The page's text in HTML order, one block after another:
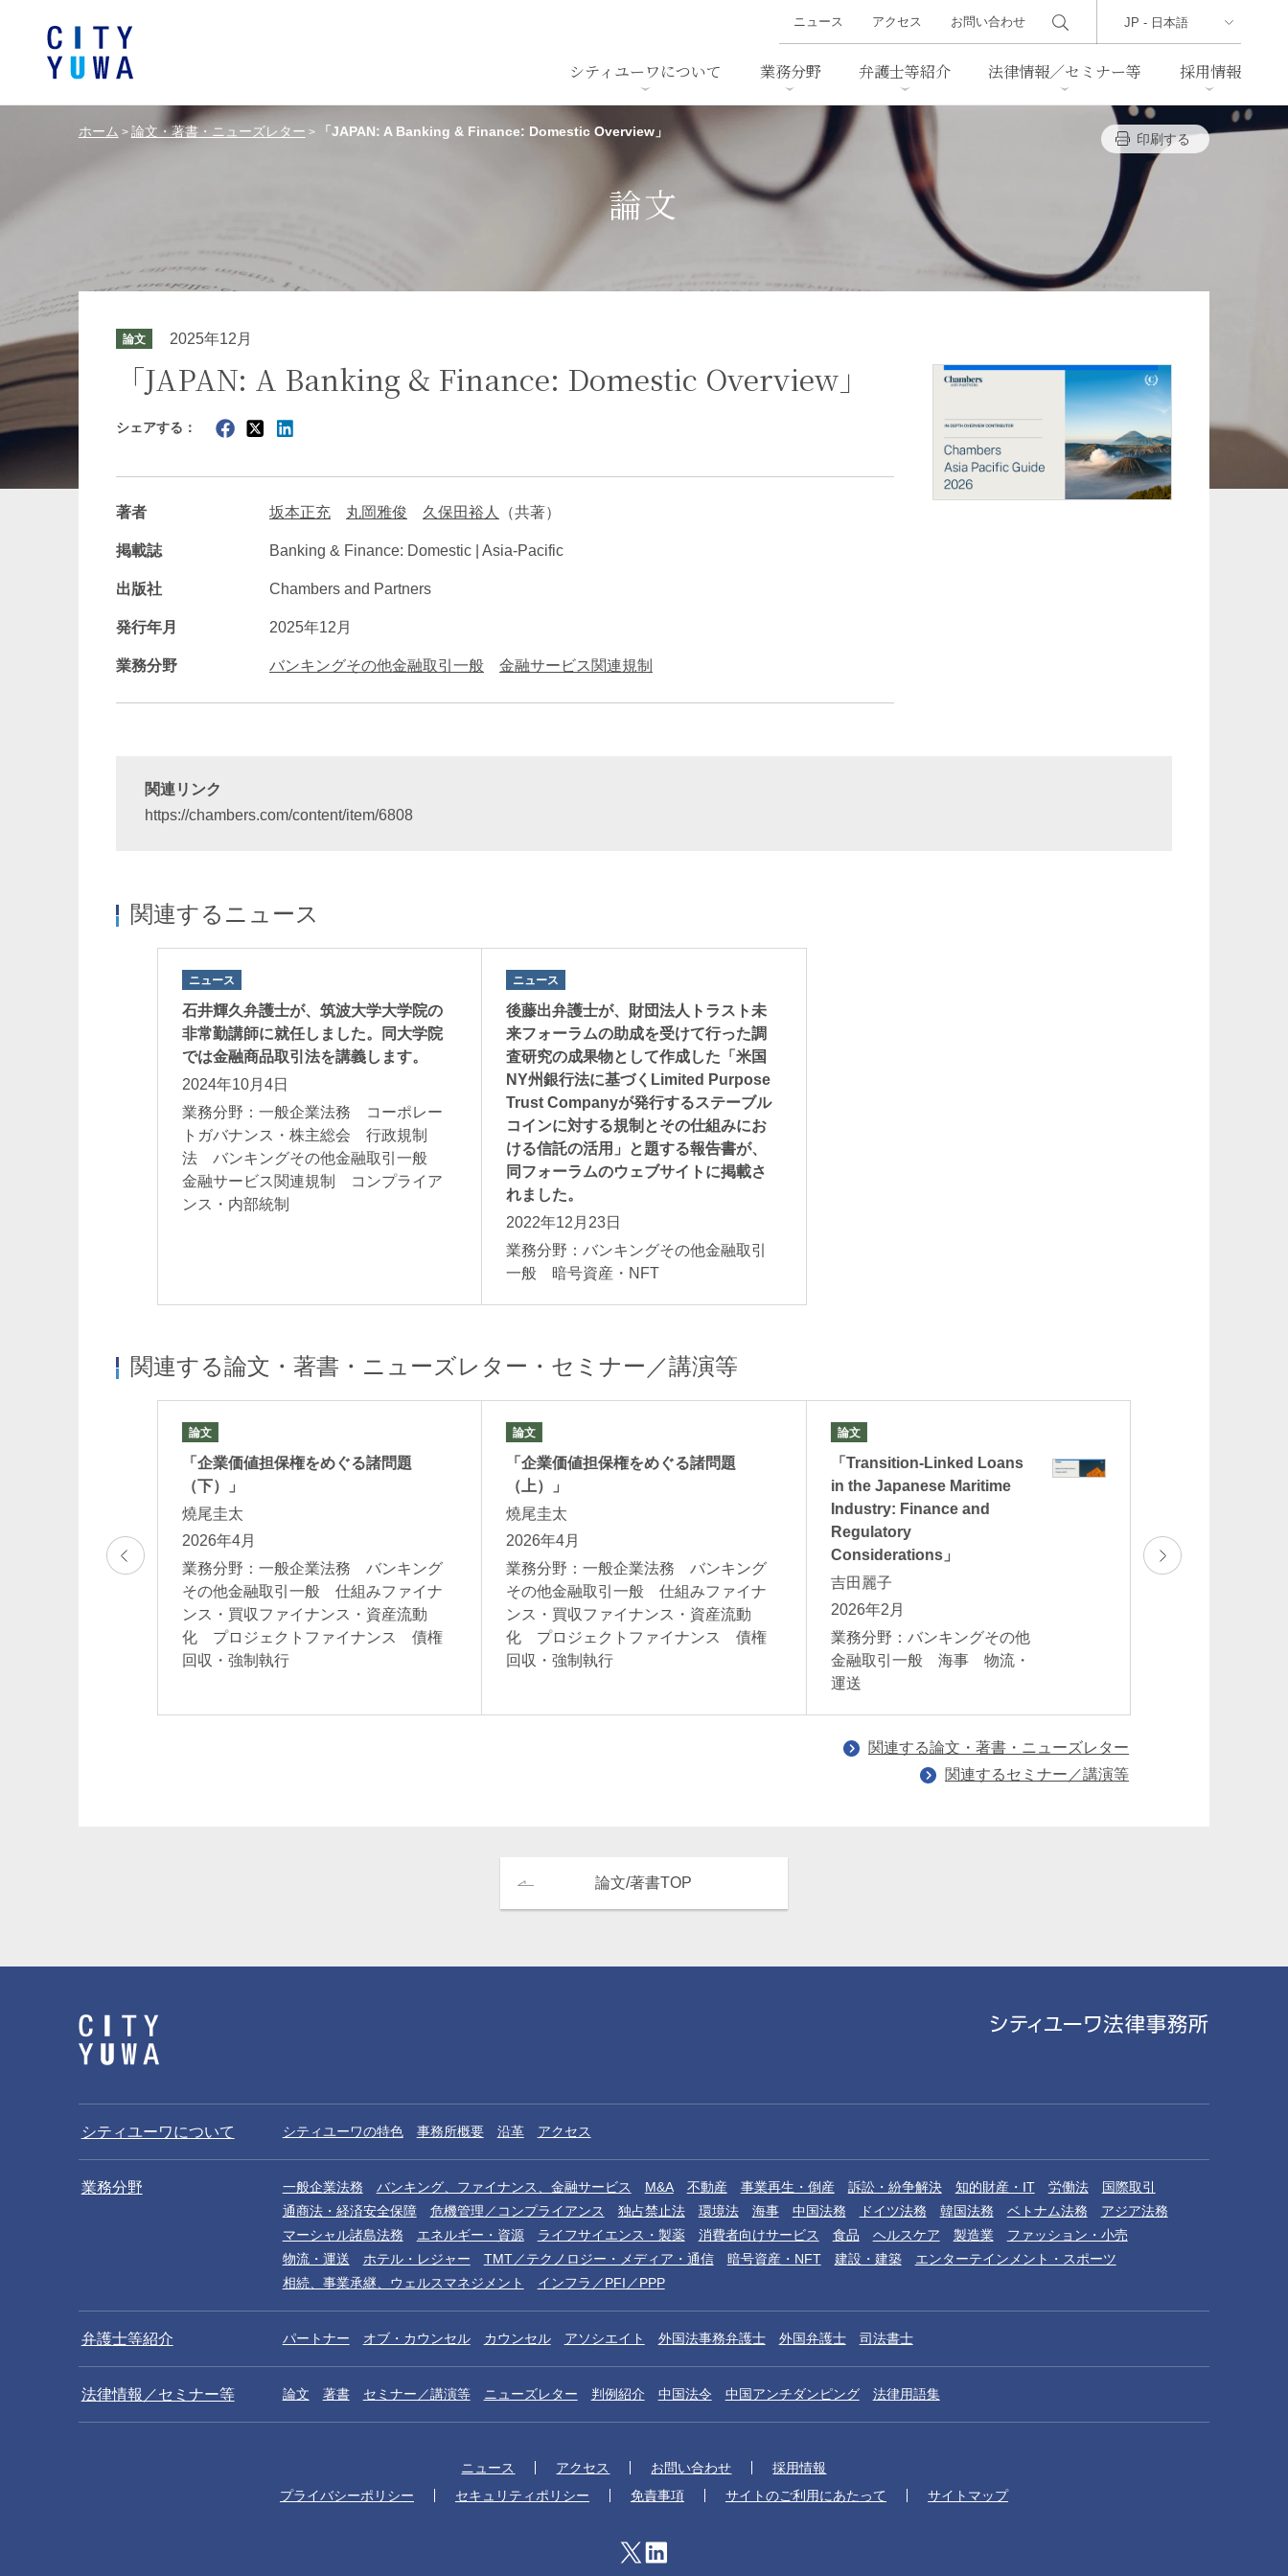
シティユーワについて
沿革 アクセス
業務分野
M&A 事業再生・倒産
通商法・経済安全保障
危機管理／コンプライアンス 中国法務
エネルギー・資源 ライフサイエンス・製薬 ヘルスケア
TMT／テクノロジー・メディ
ア・通信
暗号資産・NFT 建設・建築
相続、事業承継、ウェルスマ
インフラ／PFI／PPP
弁護士等紹介 法律情報／セミナー等
セミナー/講演等 ニューズレター 判例紹介
法律用語集
採用情報
スタッフ採用
ニュース アクセス お問い合わせ
ホーム > 論文・著書・ニューズレター > 「JAPAN: A Banking & Finance: Domestic Overview」 印刷する
論文
論文 2025年12月
「JAPAN: A Banking & Finance: Domestic Overview」
シェアする：
著者 坂本正充 丸岡雅俊 久保田裕人 （共著）
掲載誌 Banking & Finance: Domestic | Asia-Pacific
出版社 Chambers and Partners
発行年月 2025年12月
業務分野 バンキングその他金融取引一般 金融サービス関連規制
関連リンク
https://chambers.com/content/item/6808
関連するニュース
ニュース
石井輝久弁護士が、筑波大学大学院の
非常勤講師に就任しました。同大学院
では金融商品取引法を講義します。
2024年10月4日
業務分野：一般企業法務 コーポレー
トガバナンス・株主総会 行政規制
法 バンキングその他金融取引一般
金融サービス関連規制 コンプライア
ンス・内部統制
ニュース
後藤出弁護士が、財団法人トラスト未
来フォーラムの助成を受けて行った調
査研究の成果物として作成した「米国
NY州銀行法に基づくLimited Purpose
Trust Companyが発行するステーブル
コインに対する規制とその仕組みにお
ける信託の活用」と題する報告書が、
同フォーラムのウェブサイトに掲載さ
れました。
2022年12月23日
業務分野：バンキングその他金融取引
一般 暗号資産・NFT
関連する論文・著書・ニューズレター・セミナー／講演等
：00－17：00
その他金融取引
論文
「企業価値担保権をめぐる諸問題
（下）」
燒尾圭太
2026年4月
業務分野：一般企業法務 バンキング
その他金融取引一般 仕組みファイナ
ンス・買収ファイナンス・資産流動
化 プロジェクトファイナンス 債権
回収・強制執行
論文
「企業価値担保権をめぐる諸問題
（上）」
燒尾圭太
2026年4月
業務分野：一般企業法務 バンキング
その他金融取引一般 仕組みファイナ
ンス・買収ファイナンス・資産流動
化 プロジェクトファイナンス 債権
回収・強制執行
論文
「Transition-Linked Loans
in the Japanese Maritime
Industry: Finance and
Regulatory
Considerations」
吉田麗子
2026年2月
業務分野：バンキングその他
金融取引一般 海事 物流・
運送
業務分野：バンキ
一般 フィンテッ
関連する論文・著書・ニューズレター
関連するセミナー／講演等
論文/著書TOP
シティユーワについて シティユーワの特色 事務所概要 沿革 アクセス
業務分野 一般企業法務 バンキング、ファイナンス、金融サービス M&A 不動産 事業再生・倒産 訴訟・紛争解決 知的財産・IT 労働法
国際取引
通商法・経済安全保障
危機管理／コンプライアンス 独占禁止法 環境法 海事 中国法務 ドイツ法務 韓国法務 ベトナム法務
アジア法務
マーシャル諸島法務
エネルギー・資源 ライフサイエンス・製薬 消費者向けサービス 食品 ヘルスケア 製造業
ファッション・小売
物流・運送
ホテル・レジャー TMT／テクノロジー・メディア・通信 暗号資産・NFT 建設・建築
エンターテインメント・スポーツ
相続、事業承継、ウェルスマネジメント
インフラ／PFI／PPP
弁護士等紹介 パートナー オブ・カウンセル カウンセル アソシエイト 外国法事務弁護士 外国弁護士 司法書士
法律情報／セミナー等 論文 著書 セミナー／講演等 ニューズレター 判例紹介 中国法令 中国アンチダンピング 法律用語集
ニュース アクセス お問い合わせ
採用情報
プライバシーポリシー
セキュリティポリシー 免責事項 サイトのご利用にあたって サイトマップ